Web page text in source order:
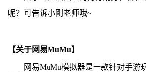
呢？可告诉小刚老师哦~
【关于网易MuMu】
网易MuMu模拟器是一款针对手游